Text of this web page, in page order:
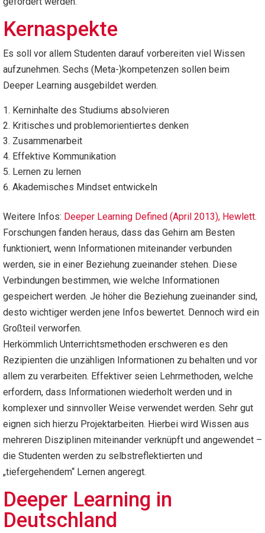
Kernaspekte
Es soll vor allem Studenten darauf vorbereiten viel Wissen
aufzunehmen. Sechs (Meta-)kompetenzen sollen beim
Deeper Learning ausgebildet werden.
Kerninhalte des Studiums absolvieren
Kritisches und problemorientiertes denken
Zusammenarbeit
Effektive Kommunikation
Lernen zu lernen
Akademisches Mindset entwickeln
Weitere Infos: Deeper Learning Defined (April 2013), Hewlett.
Forschungen fanden heraus, dass das Gehirn am Besten
funktioniert, wenn Informationen miteinander verbunden
werden, sie in einer Beziehung zueinander stehen. Diese
Verbindungen bestimmen, wie welche Informationen
gespeichert werden. Je höher die Beziehung zueinander sind,
desto wichtiger werden jene Infos bewertet. Dennoch wird ein
Großteil verworfen.
Herkömmlich Unterrichtsmethoden erschweren es den
Rezipienten die unzähligen Informationen zu behalten und vor
allem zu verarbeiten. Effektiver seien Lehrmethoden, welche
erfordern, dass Informationen wiederholt werden und in
komplexer und sinnvoller Weise verwendet werden. Sehr gut
eignen sich hierzu Projektarbeiten. Hierbei wird Wissen aus
mehreren Disziplinen miteinander verknüpft und angewendet –
die Studenten werden zu selbstreflektierten und
„tiefergehendem“ Lernen angeregt.
Deeper Learning in
Deutschland